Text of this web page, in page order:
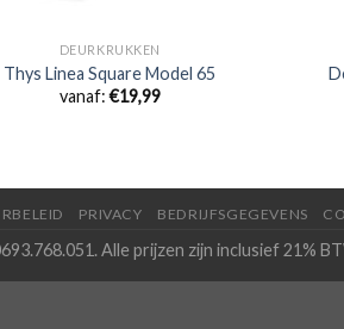
DEURKRUKKEN
Thys Linea Square Model 65
vanaf:€19,99
PRIVACY BEDRIJFSGEGEVENS
Alle prijzen zijn inclusief 21%